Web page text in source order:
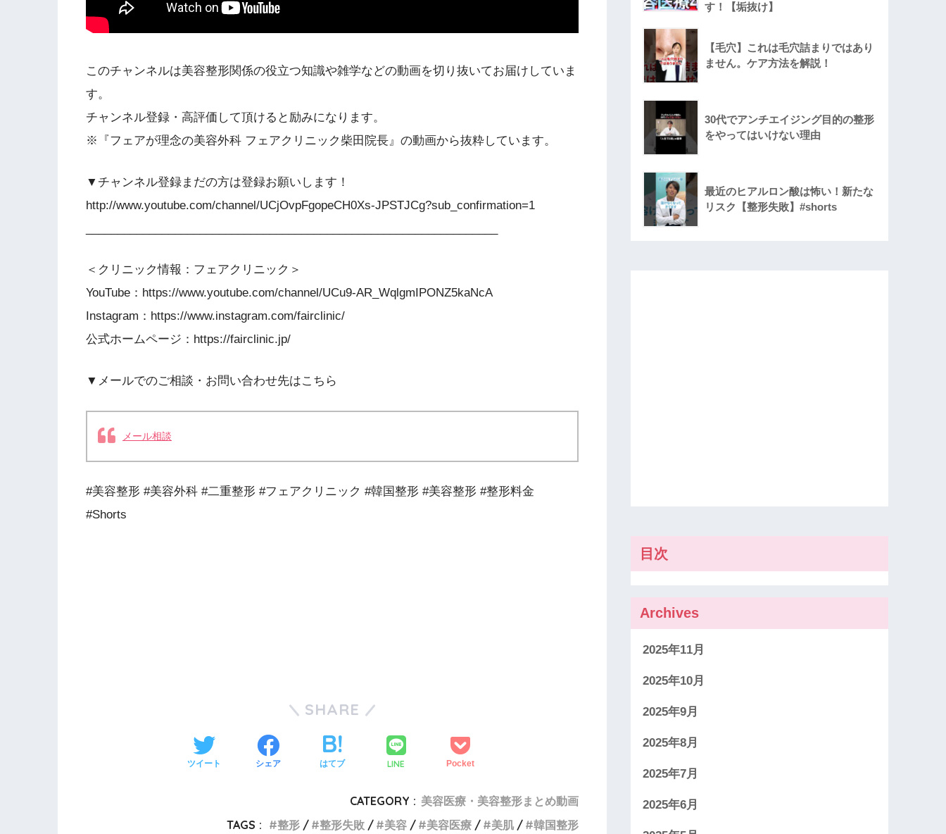
このチャンネルは美容整形関係の役立つ知識や雑学などの動画を切り抜いてお届けしていま
す。
チャンネル登録・高評価して頂けると励みになります。
※『フェアが理念の美容外科 フェアクリニック柴田院長』の動画から抜粋しています。
▼チャンネル登録まだの方は登録お願いします！
http://www.youtube.com/channel/UCjOvpFgopeCH0Xs-JPSTJCg?sub_confirmation=1
＜クリニック情報：フェアクリニック＞
YouTube：https://www.youtube.com/channel/UCu9-AR_WqlgmIPONZ5kaNcA
Instagram：https://www.instagram.com/fairclinic/
公式ホームページ：https://fairclinic.jp/
▼メールでのご相談・お問い合わせ先はこちら
メール相談
#美容整形 #美容外科 #二重整形 #フェアクリニック #韓国整形 #美容整形 #整形料金
#Shorts
SHARE
ツイート シェア はてブ LINE Pocket
CATEGORY : 美容医療・美容整形まとめ動画
TAGS :
整形 整形失敗 美容 美容医療 美肌 韓国整形
す！【垢抜け】
【毛穴】これは毛穴詰まりではあり
ません。ケア方法を解説！
30代でアンチエイジング目的の整形
をやってはいけない理由
最近のヒアルロン酸は怖い！新たな
リスク【整形失敗】#shorts
目次
Archives
2025年11月
2025年10月
2025年9月
2025年8月
2025年7月
2025年6月